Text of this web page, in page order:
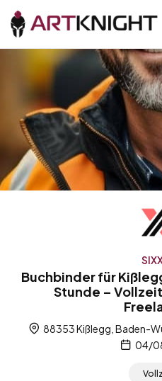
Buchbinder für
Stunde –
88353 Kißlegg, Baden-
04/